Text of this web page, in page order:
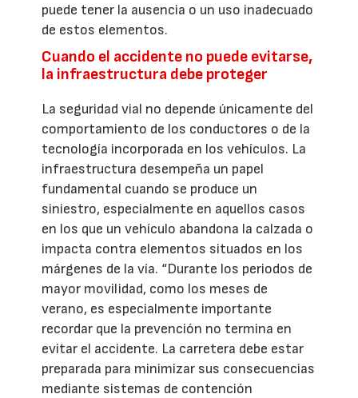
puede tener la ausencia o un uso inadecuado
de estos elementos.
Cuando el accidente no puede evitarse,
la infraestructura debe proteger
La seguridad vial no depende únicamente del
comportamiento de los conductores o de la
tecnología incorporada en los vehículos. La
infraestructura desempeña un papel
fundamental cuando se produce un
siniestro, especialmente en aquellos casos
en los que un vehículo abandona la calzada o
impacta contra elementos situados en los
márgenes de la vía. “Durante los periodos de
mayor movilidad, como los meses de
verano, es especialmente importante
recordar que la prevención no termina en
evitar el accidente. La carretera debe estar
preparada para minimizar sus consecuencias
mediante sistemas de contención